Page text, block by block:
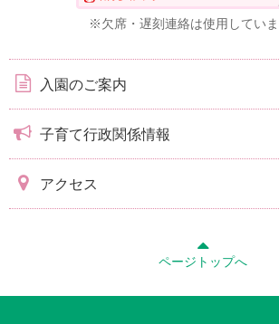
※欠席・遅刻連絡は使用していま
入園のご案内
子育て行政関係情報
アクセス
ページトップへ